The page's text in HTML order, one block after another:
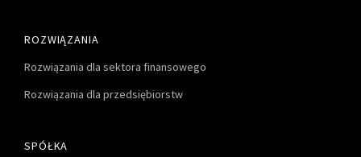
ROZWIĄZANIA
Rozwiązania dla sektora finansowego
Rozwiązania dla przedsiębiorstw
SPÓŁKA